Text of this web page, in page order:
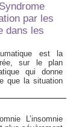
par les
dans les
est la
sur le plan
qui donne
que la situation
L’insomnie